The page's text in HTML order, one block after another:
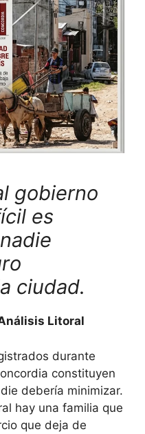
gobierno
es
ciudad.
Litoral
durante
constituyen
debería minimizar.
hay una familia que
que deja de